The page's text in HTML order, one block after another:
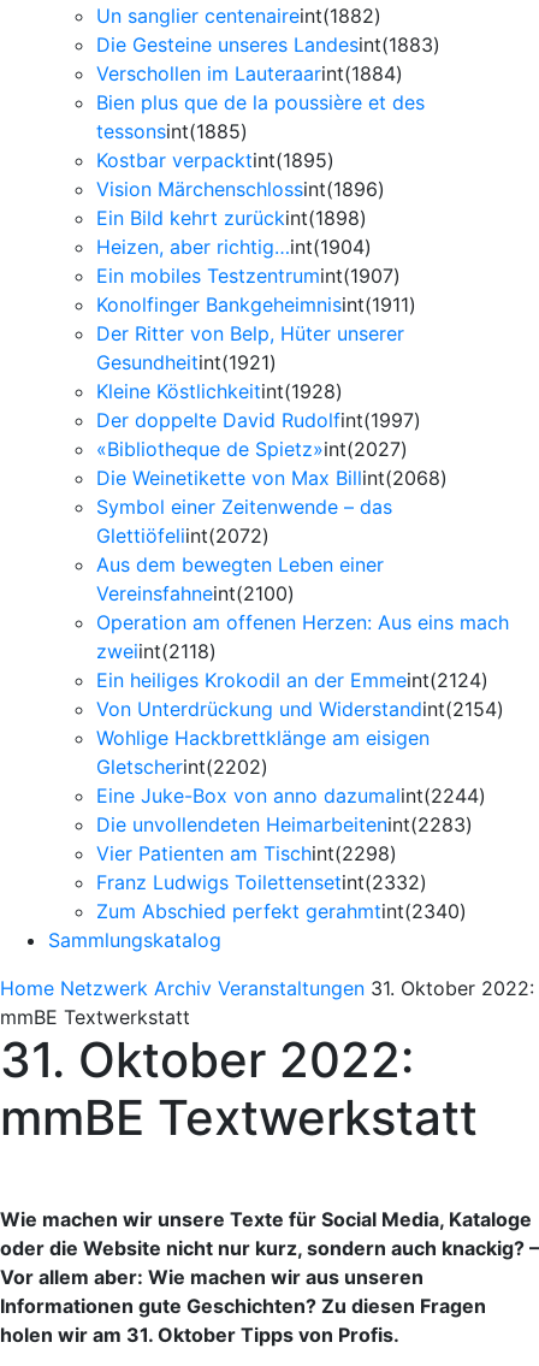
Un sanglier centenaireint(1882)
Die Gesteine unseres Landesint(1883)
Verschollen im Lauteraarint(1884)
Bien plus que de la poussière et des
tessonsint(1885)
Kostbar verpacktint(1895)
Vision Märchenschlossint(1896)
Ein Bild kehrt zurückint(1898)
Heizen, aber richtig…int(1904)
Ein mobiles Testzentrumint(1907)
Konolfinger Bankgeheimnisint(1911)
Der Ritter von Belp, Hüter unserer
Gesundheitint(1921)
Kleine Köstlichkeitint(1928)
Der doppelte David Rudolfint(1997)
«Bibliotheque de Spietz»int(2027)
Die Weinetikette von Max Billint(2068)
Symbol einer Zeitenwende – das
Glettiöfeliint(2072)
Aus dem bewegten Leben einer
Vereinsfahneint(2100)
Operation am offenen Herzen: Aus eins mach
zweiint(2118)
Ein heiliges Krokodil an der Emmeint(2124)
Von Unterdrückung und Widerstandint(2154)
Wohlige Hackbrettklänge am eisigen
Gletscherint(2202)
Eine Juke-Box von anno dazumalint(2244)
Die unvollendeten Heimarbeitenint(2283)
Vier Patienten am Tischint(2298)
Franz Ludwigs Toilettensetint(2332)
Zum Abschied perfekt gerahmtint(2340)
Sammlungskatalog
Home Netzwerk Archiv Veranstaltungen 31. Oktober 2022:
mmBE Textwerkstatt
31. Oktober 2022:
mmBE Textwerkstatt
Wie machen wir unsere Texte für Social Media, Kataloge
oder die Website nicht nur kurz, sondern auch knackig? –
Vor allem aber: Wie machen wir aus unseren
Informationen gute Geschichten? Zu diesen Fragen
holen wir am 31. Oktober Tipps von Profis.